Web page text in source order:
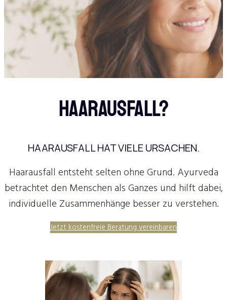
HAARAUSFALL?
HAARAUSFALL HAT VIELE URSACHEN.
Haarausfall entsteht selten ohne Grund. Ayurveda
betrachtet den Menschen als Ganzes und hilft dabei,
individuelle Zusammenhänge besser zu verstehen.
Jetzt kostenfreie Beratung vereinbaren